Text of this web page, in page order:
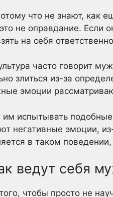
что не знают, как
не оправдание. Если
на себя
часто говорит
злиться из-за
эмоции
испытывать
негативные эмоции,
в таком поведении,
ведут себя
чтобы просто не